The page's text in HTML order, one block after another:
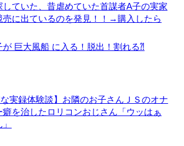
していた、昔虐めていた首謀者A子の実家
売に出ているのを発見！！→購入したら
が 巨大風船 に入る！脱出！割れる⁈
な実録体験談】お隣のお子さんＪＳのオナ
癖を治したロリコンおじさん「ウッはぁ